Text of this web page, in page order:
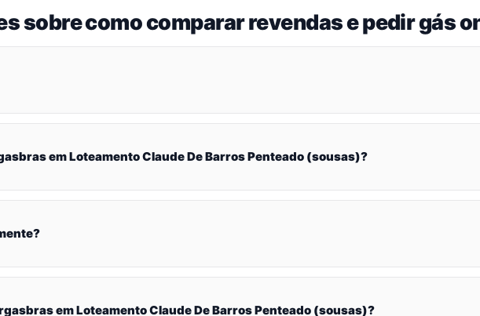
sobre como comparar revendas e pedir gás
em Loteamento Claude De Barros Penteado (sousas)?
em Loteamento Claude De Barros Penteado (sousas)?